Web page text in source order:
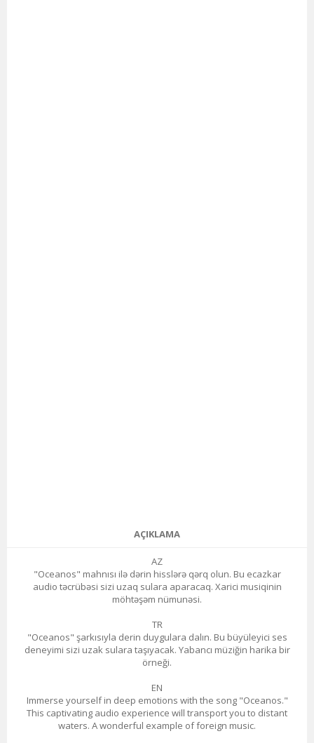
AÇIKLAMA
AZ
"Oceanos" mahnısı ilə dərin hisslərə qərq olun. Bu ecazkar
audio təcrübəsi sizi uzaq sulara aparacaq. Xarici musiqinin
möhtəşəm nümunəsi.
TR
"Oceanos" şarkısıyla derin duygulara dalın. Bu büyüleyici ses
deneyimi sizi uzak sulara taşıyacak. Yabancı müziğin harika bir
örneği.
EN
Immerse yourself in deep emotions with the song "Oceanos."
This captivating audio experience will transport you to distant
waters. A wonderful example of foreign music.